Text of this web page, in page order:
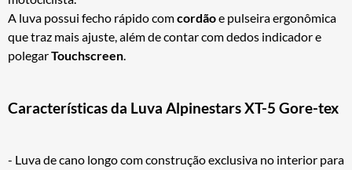
A luva possui fecho rápido comcordãoe pulseira ergonômica
que traz mais ajuste, além de contar com dedos indicador e
polegarTouchscreen.
Características da Luva Alpinestars XT-5 Gore-tex
- Luva de cano longo com construção exclusiva no interior para